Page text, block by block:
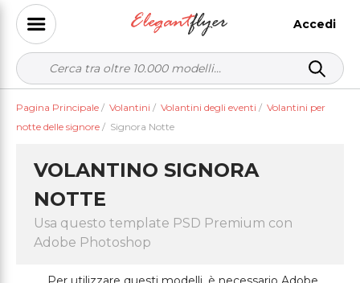
Accedi
Pagina Principale / Volantini / Volantini degli eventi / Volantini per
notte delle signore / Signora Notte
VOLANTINO SIGNORA
NOTTE
Usa questo template PSD Premium con
Adobe Photoshop